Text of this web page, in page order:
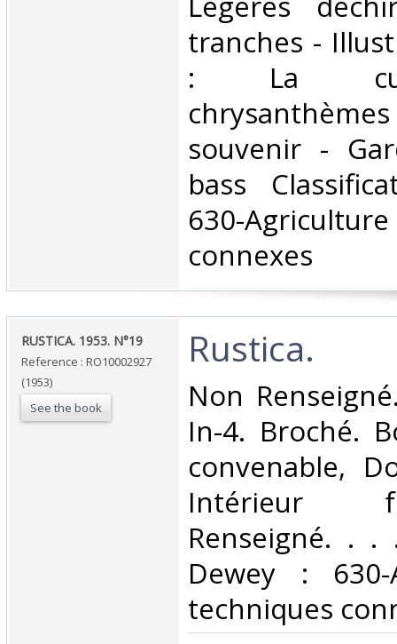
tranches -
: La
souvenir -
bass
630-
connexes‎
‎RUSTICA. 1953. N°19‎
Reference : RO10002927
(1953)
See the book
‎Rustica.‎
‎Non
In-4. Broché.
convenable,
Intérieur
Renseigné. . .
Dewey :
techniques